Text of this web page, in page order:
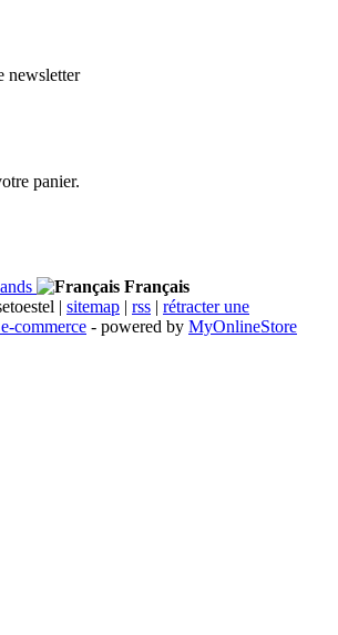
newsletter
panier.
Français
| sitemap | rss | rétracter une
commerce - powered by MyOnlineStore